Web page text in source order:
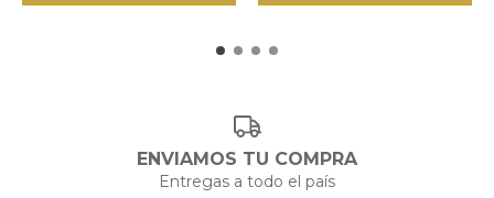
ENVIAMOS TU COMPRA
Entregas a todo el país